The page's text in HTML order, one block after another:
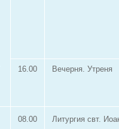
16.00 Вечерня. Утреня
08.00
Литургия свт.